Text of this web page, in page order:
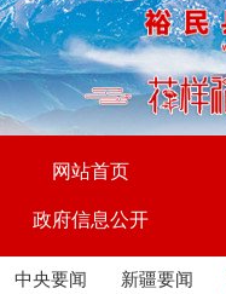
网站首页
政府信息公开
中央要闻 新疆要闻